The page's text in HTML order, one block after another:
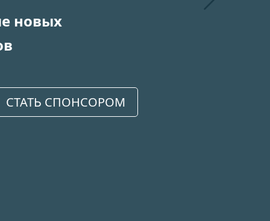
новых
СТАТЬ СПОНСОРОМ
Следующий